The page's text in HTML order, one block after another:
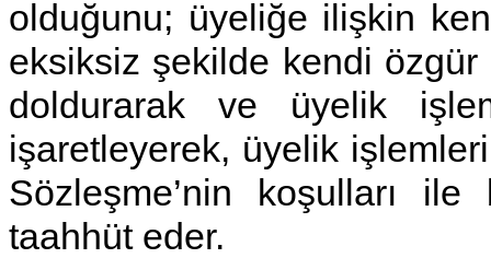
olduğunu; üyeliğe ilişkin
eksiksiz şekilde kendi
doldurarak ve üyelik
işaretleyerek, üyelik
Sözleşme’nin koşulları
taahhüt eder.